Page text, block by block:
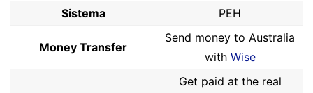
Sistema
PEH
Money Transfer
Send money to Australia
with Wise
Get paid at the real